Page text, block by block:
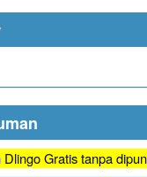
tanpa dipungut